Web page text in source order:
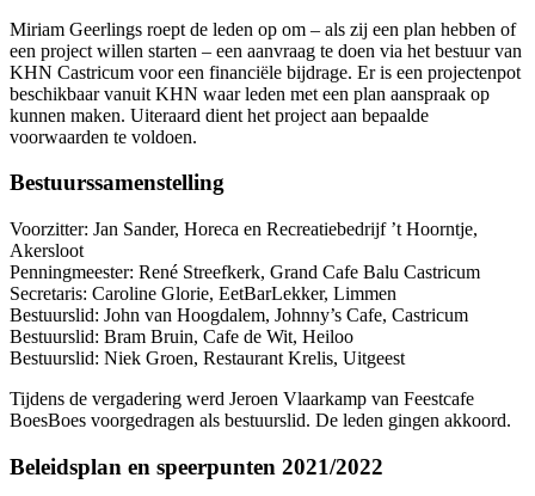
Miriam Geerlings roept de leden op om – als zij een plan hebben of
een project willen starten – een aanvraag te doen via het bestuur van
KHN Castricum voor een financiële bijdrage. Er is een projectenpot
beschikbaar vanuit KHN waar leden met een plan aanspraak op
kunnen maken. Uiteraard dient het project aan bepaalde
voorwaarden te voldoen.
Bestuurssamenstelling
Voorzitter: Jan Sander, Horeca en Recreatiebedrijf ’t Hoorntje,
Akersloot
Penningmeester: René Streefkerk, Grand Cafe Balu Castricum
Secretaris: Caroline Glorie, EetBarLekker, Limmen
Bestuurslid: John van Hoogdalem, Johnny’s Cafe, Castricum
Bestuurslid: Bram Bruin, Cafe de Wit, Heiloo
Bestuurslid: Niek Groen, Restaurant Krelis, Uitgeest
Tijdens de vergadering werd Jeroen Vlaarkamp van Feestcafe
BoesBoes voorgedragen als bestuurslid. De leden gingen akkoord.
Beleidsplan en speerpunten 2021/2022